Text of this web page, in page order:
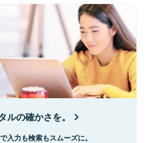
ルの確かさを。
入力も検索もスムーズに。